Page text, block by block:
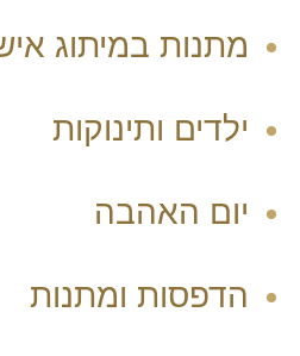
מתנות במיתוג
ילדים ותינוקות
יום האהבה
הדפסות ומתנות